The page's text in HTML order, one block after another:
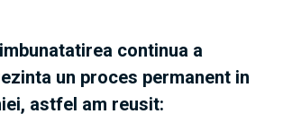
continua a
un proces permanent in
astfel am reusit: